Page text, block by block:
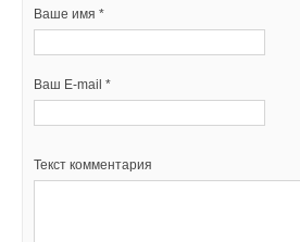
Ваше имя *
Ваш E-mail *
Текст комментария